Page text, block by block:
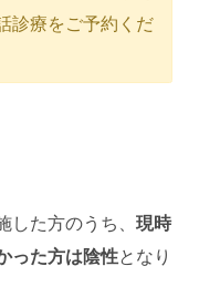
診療をご予約くだ
した方のうち、 現時
った方は陰性となり